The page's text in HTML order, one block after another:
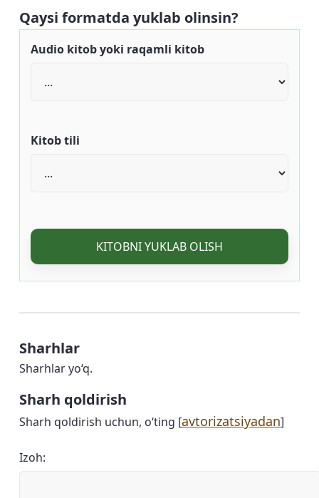
Qaysi formatda yuklab olinsin?
Audio kitob yoki raqamli kitob
Kitob tili
KITOBNI YUKLAB OLISH
Sharhlar
Sharhlar yo‘q.
Sharh qoldirish
Sharh qoldirish uchun, o‘ting [avtorizatsiyadan]
Izoh: